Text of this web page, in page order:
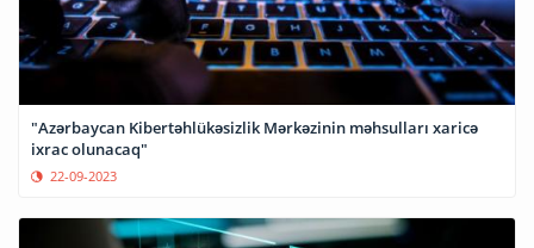
"Azərbaycan Kibertəhlükəsizlik Mərkəzinin məhsulları xaricə
ixrac olunacaq"
22-09-2023